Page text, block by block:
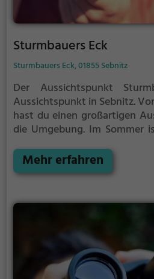
Sturmbauers Eck
Sturmbauers Eck, 01855 Sebnitz
Der Aussichtspunkt
Aussichtspunkt in Sebnitz.
hast du einen großartigen
die Umgebung. Im Sommer
Familienausflüge,
Picknicken und lockt an
Mehr erfahren